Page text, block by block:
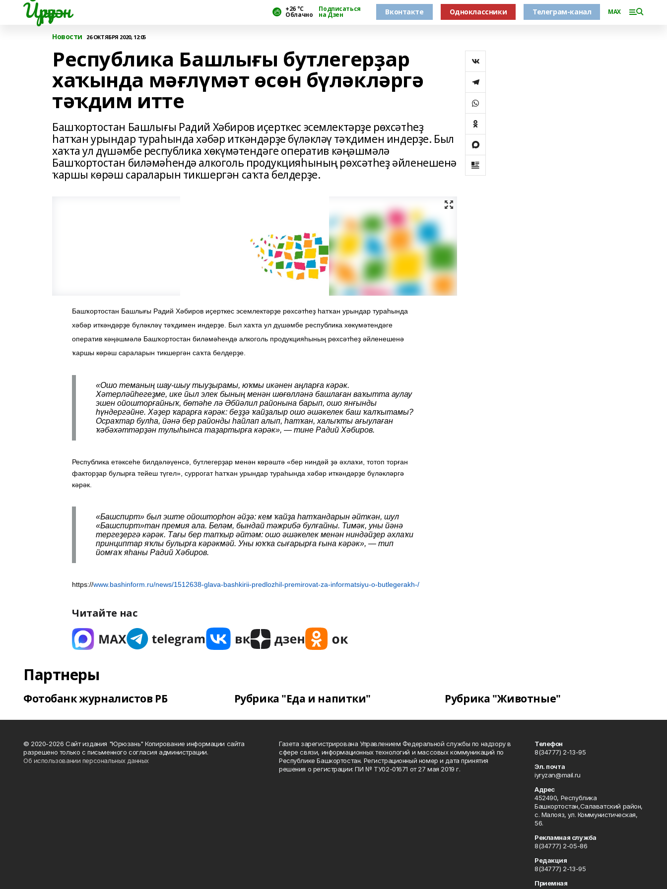
Йүрүҙән +26 °С
Облачно
Подписаться
на Дзен Вконтакте Одноклассники Телеграм-канал MAX
Новости 26 ОКТЯБРЯ 2020, 12:05
Республика Башлығы бутлегерҙар
хаҡында мәғлүмәт өсөн бүләкләргә
тәҡдим итте
Башҡортостан Башлығы Радий Хәбиров иҫерткес эсемлектәрҙе рөхсәтһеҙ
һатҡан урындар тураһында хәбәр иткәндәрҙе бүләкләү тәҡдимен индерҙе. Был
хаҡта ул дүшәмбе республика хөкүмәтендәге оператив кәңәшмәлә
Башҡортостан биләмәһендә алкоголь продукцияһының рөхсәтһеҙ әйленешенә
ҡаршы көрәш сараларын тикшергән саҡта белдерҙе.
Башҡортостан Башлығы Радий Хәбиров иҫерткес эсемлектәрҙе рөхсәтһеҙ һатҡан урындар тураһында
хәбәр иткәндәрҙе бүләкләү тәҡдимен индерҙе. Был хаҡта ул дүшәмбе республика хөкүмәтендәге
оператив кәңәшмәлә Башҡортостан биләмәһендә алкоголь продукцияһының рөхсәтһеҙ әйленешенә
ҡаршы көрәш сараларын тикшергән саҡта белдерҙе.
«Ошо теманың шау-шыу тыуҙырамы, юҡмы икәнен аңларға кәрәк.
Хәтерләйһегеҙме, ике йыл элек бының менән шөғөлләнә башлаған ваҡытта аулау
эшен ойошторғайныҡ, бөтәһе лә Әбйәлил районына барып, ошо янғынды
һүндергәйне. Хәҙер ҡарарға кәрәк: беҙҙә ҡайҙалыр ошо әшәкелек баш ҡалҡытамы?
Осраҡтар булһа, йәнә бер районды һайлап алып, һатҡан, халыҡты ағыулаған
ҡәбәхәттәрҙән тулыһынса таҙартырға кәрәк», — тине Радий Хәбиров.
Республика етәксеһе билдәләүенсә, бутлегерҙар менән көрәштә «бер ниндәй ҙә әхлаҡи, тотоп торған
факторҙар булырға тейеш түгел», суррогат һатҡан урындар тураһында хәбәр иткәндәрҙе бүләкләргә
кәрәк.
«Башспирт» был эште ойошторһон әйҙә: кем ҡайҙа һатҡандарын әйткән, шул
«Башспирт»тан премия ала. Беләм, бындай тәжрибә булғайны. Тимәк, уны йәнә
тергеҙергә кәрәк. Тағы бер тапҡыр әйтәм: ошо әшәкелек менән ниндәйҙер әхлаҡи
принциптар яҡлы булырға кәрәкмәй. Уны юҡҡа сығарырға ғына кәрәк», — тип
йомғаҡ яһаны Радий Хәбиров.
https://www.bashinform.ru/news/1512638-glava-bashkirii-predlozhil-premirovat-za-informatsiyu-o-butlegerakh-/
Читайте нас
Партнеры
Фотобанк журналистов РБ Рубрика "Еда и напитки" Рубрика "Животные"
© 2020-2026 Сайт издания "Юрюзань" Копирование информации сайта
разрешено только с письменного согласия администрации.
Об использовании персональных данных
Газета зарегистрирована Управлением Федеральной службы по надзору в
сфере связи, информационных технологий и массовых коммуникаций по
Республике Башкортостан. Регистрационный номер и дата принятия
решения о регистрации: ПИ № ТУ02-01671 от 27 мая 2019 г.
Телефон
8(34777) 2-13-95
Эл. почта
iyryzan@mail.ru
Адрес
452490, Республика
Башкортостан,Салаватский район,
с. Малояз, ул. Коммунистическая,
56.
Рекламная служба
8(34777) 2-05-86
Редакция
8(34777) 2-13-95
Приемная